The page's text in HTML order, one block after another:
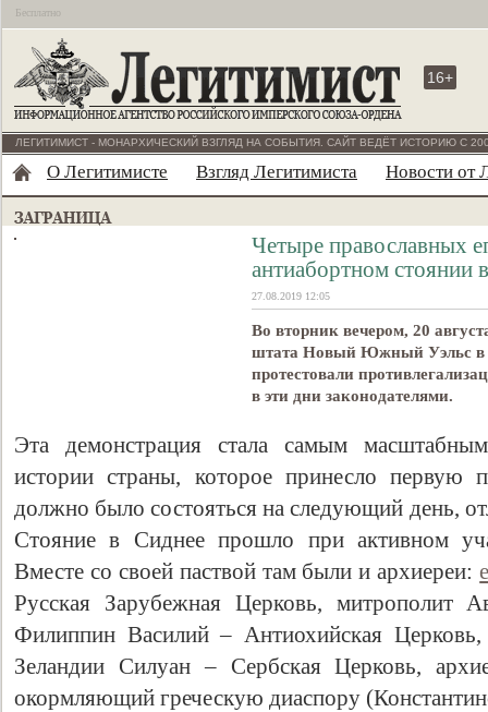
Бесплатно
16+
ЛЕГИТИМИСТ - МОНАРХИЧЕСКИЙ ВЗГЛЯД НА СОБЫТИЯ. САЙТ ВЕДЁТ ИСТОРИЮ С
О Легитимисте Взгляд Легитимиста Новости от
Четыре православных
антиабортном стоянии
27.08.2019 12:05
Во вторник вечером, 20
штата Новый Южный Уэльс в
протестовали
в эти дни законодателями.
Эта демонстрация стала самым
истории страны, которое принесло первую
должно было состояться на следующий день,
Стояние в Сиднее прошло при активном
Вместе со своей паствой там были и архиереи:
Русская Зарубежная Церковь, митрополит
Филиппин Василий – Антиохийская
Зеландии Силуан – Сербская Церковь,
окормляющий греческую диаспору